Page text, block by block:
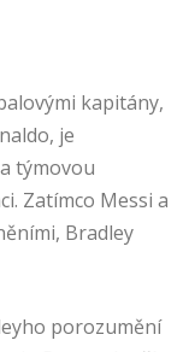
kapitány,
je
týmovou
Zatímco Messi a
Bradley
porozumění